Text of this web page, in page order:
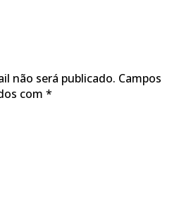
não será publicado. Campos
com *